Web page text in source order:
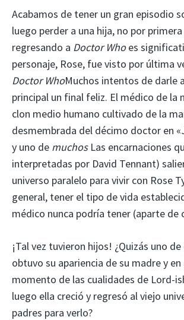
Acabamos de tener un gran episodio
luego perder a una hija, no por
regresando a Doctor Whoes
personaje, Rose, fue visto por última
Doctor WhoMuchos intentos de darle
principal un final feliz. El médico de la
clon medio humano cultivado de la
desmembrada del décimo doctor en
y uno de muchosLas encarnaciones
interpretadas por David Tennant)
universo paralelo para vivir con Rose
general, tener el tipo de vida
médico nunca podría tener (aparte de
¡Tal vez tuvieron hijos! ¿Quizás uno
obtuvo su apariencia de su madre y en
momento de las cualidades de Lord-
luego ella creció y regresó al viejo
padres para verlo?